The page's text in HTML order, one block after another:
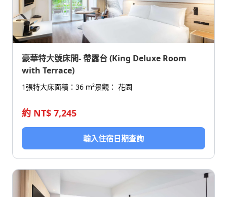
豪華特大號床間- 帶露台 (King Deluxe Room
with Terrace)
1張特大床面積：36 m²景觀： 花園
約 NT$ 7,245
輸入住宿日期查詢